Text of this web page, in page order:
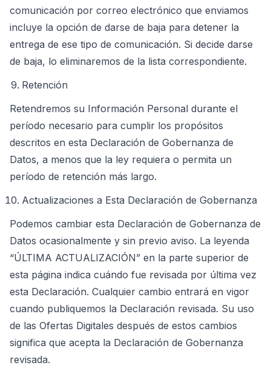
comunicación por correo electrónico que enviamos
incluye la opción de darse de baja para detener la
entrega de ese tipo de comunicación. Si decide darse
de baja, lo eliminaremos de la lista correspondiente.
Retención
Retendremos su Información Personal durante el
período necesario para cumplir los propósitos
descritos en esta Declaración de Gobernanza de
Datos, a menos que la ley requiera o permita un
período de retención más largo.
Actualizaciones a Esta Declaración de Gobernanza
Podemos cambiar esta Declaración de Gobernanza de
Datos ocasionalmente y sin previo aviso. La leyenda
“ÚLTIMA ACTUALIZACIÓN” en la parte superior de
esta página indica cuándo fue revisada por última vez
esta Declaración. Cualquier cambio entrará en vigor
cuando publiquemos la Declaración revisada. Su uso
de las Ofertas Digitales después de estos cambios
significa que acepta la Declaración de Gobernanza
revisada.